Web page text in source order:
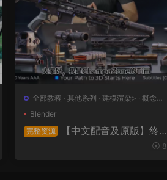
全部教程 · 其他系列 · 建模渲染> · 概念设
Blender
完整资源
【中文配音及原版】终
极武器大师班2｜AR-15全流程硬8